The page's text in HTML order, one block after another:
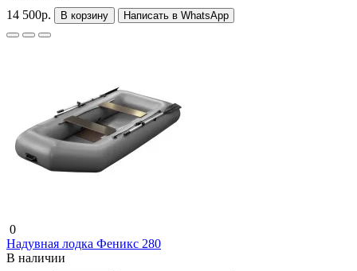
14 500р.
В корзину Написать в WhatsApp
0
Надувная лодка Феникс 280
В наличии